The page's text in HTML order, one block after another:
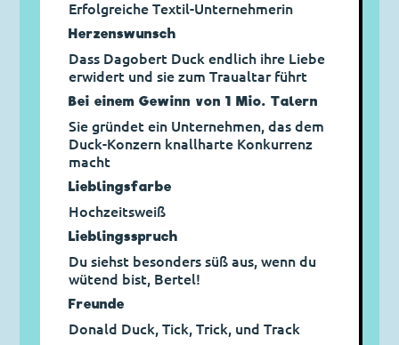
Erfolgreiche Textil-Unternehmerin
Herzens­wunsch
Dass Dagobert Duck endlich ihre Liebe
erwidert und sie zum Traualtar führt
Bei einem Gewinn von 1 Mio. Talern
Sie gründet ein Unternehmen, das dem
Duck-Konzern knallharte Konkurrenz
macht
Lieblingsfarbe
Hochzeitsweiß
Lieblings­spruch
Du siehst besonders süß aus, wenn du
wütend bist, Bertel!
Freunde
Donald Duck, Tick, Trick, und Track